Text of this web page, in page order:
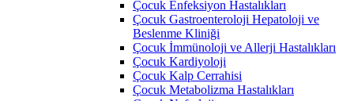
Çocuk Enfeksiyon Hastalıkları
Çocuk Gastroenteroloji Hepatoloji ve
Beslenme Kliniği
Çocuk İmmünoloji ve Allerji Hastalıkları
Çocuk Kardiyoloji
Çocuk Kalp Cerrahisi
Çocuk Metabolizma Hastalıkları